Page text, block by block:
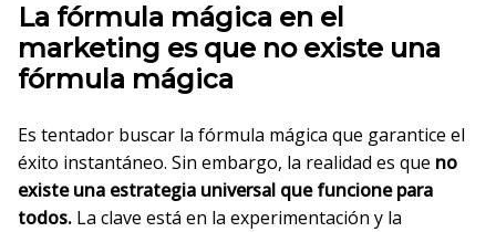
La fórmula mágica en el
marketing es que no existe una
fórmula mágica
Es tentador buscar la fórmula mágica que garantice el
éxito instantáneo. Sin embargo, la realidad es que no
existe una estrategia universal que funcione para
todos. La clave está en la experimentación y la